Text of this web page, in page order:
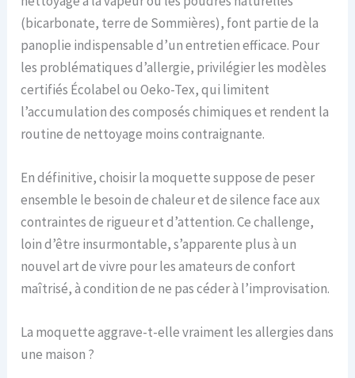
(bicarbonate, terre de Sommières), font partie de la
panoplie indispensable d’un entretien efficace. Pour
les problématiques d’allergie, privilégier les modèles
certifiés Écolabel ou Oeko-Tex, qui limitent
l’accumulation des composés chimiques et rendent la
routine de nettoyage moins contraignante.
En définitive, choisir la moquette suppose de peser
ensemble le besoin de chaleur et de silence face aux
contraintes de rigueur et d’attention. Ce challenge,
loin d’être insurmontable, s’apparente plus à un
nouvel art de vivre pour les amateurs de confort
maîtrisé, à condition de ne pas céder à l’improvisation.
La moquette aggrave-t-elle vraiment les allergies dans
une maison ?